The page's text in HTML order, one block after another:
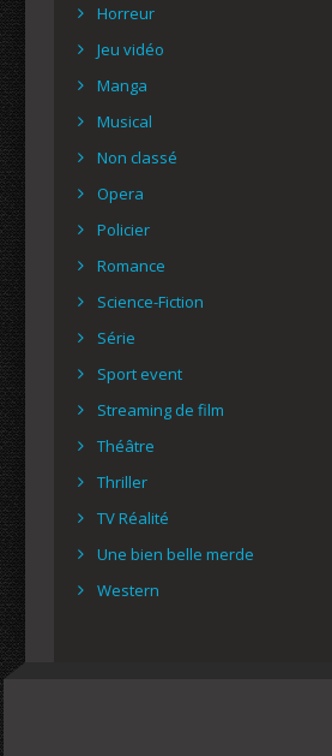
Horreur
Jeu vidéo
Manga
Musical
Non classé
Opera
Policier
Romance
Science-Fiction
Série
Sport event
Streaming de film
Théâtre
Thriller
TV Réalité
Une bien belle merde
Western